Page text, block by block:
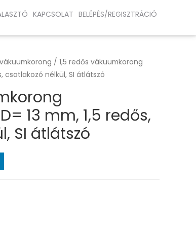
KAPCSOLAT BELÉPÉS/REGISZTRÁCIÓ
/ 1,5 redős vákuumkorong
csatlakozó nélkül, SI átlátszó
13 mm, 1,5 redős,
SI átlátszó